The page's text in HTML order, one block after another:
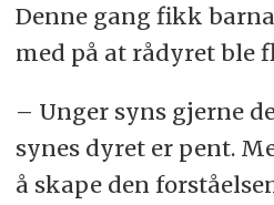
Denne gang fikk
med på at rådyret ble
– Unger syns gjerne
synes dyret er pent.
å skape den